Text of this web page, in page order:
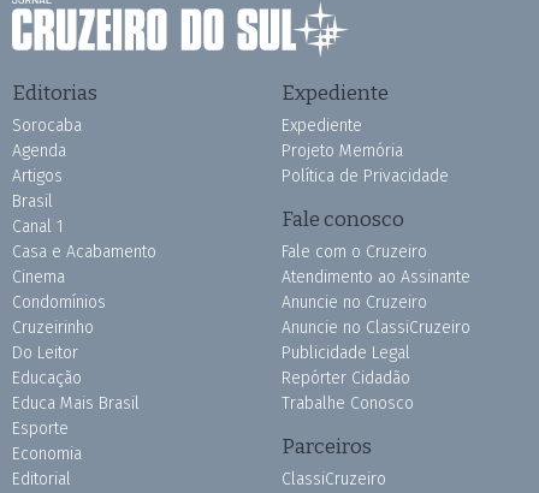
Editorias
Sorocaba
Agenda
Artigos
Brasil
Canal 1
Casa e Acabamento
Cinema
Condomínios
Cruzeirinho
Do Leitor
Educação
Educa Mais Brasil
Esporte
Economia
Editorial
Expediente
Expediente
Projeto Memória
Política de Privacidade
Fale conosco
Fale com o Cruzeiro
Atendimento ao Assinante
Anuncie no Cruzeiro
Anuncie no ClassiCruzeiro
Publicidade Legal
Repórter Cidadão
Trabalhe Conosco
Parceiros
ClassiCruzeiro